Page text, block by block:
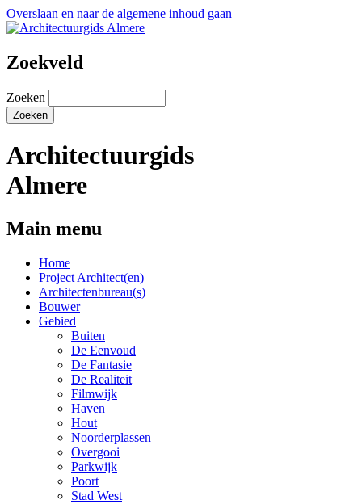
Overslaan en naar de algemene inhoud gaan
Zoekveld
Zoeken
Architectuurgids
Almere
Main menu
Home
Project Architect(en)
Architectenbureau(s)
Bouwer
Gebied
Buiten
De Eenvoud
De Fantasie
De Realiteit
Filmwijk
Haven
Hout
Noorderplassen
Overgooi
Parkwijk
Poort
Stad West